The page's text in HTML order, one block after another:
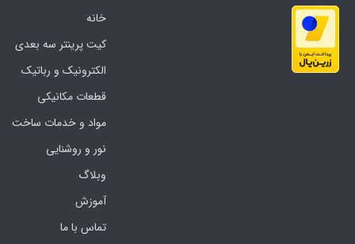
خانه
کیت پرینتر سه بعدی
الکترونیک و رباتیک
قطعات مکانیکی
مواد و خدمات ساخت
نور و روشنایی
وبلاگ
آموزش
تماس با ما